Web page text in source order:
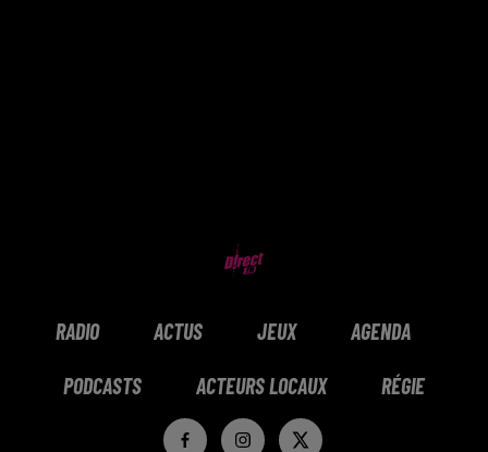
RADIO ACTUS JEUX AGENDA
PODCASTS ACTEURS LOCAUX RÉGIE